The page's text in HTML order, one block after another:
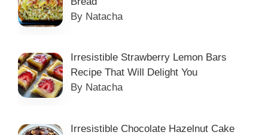
By Natacha
Irresistible Strawberry Lemon Bars
Recipe That Will Delight You
By Natacha
Irresistible Chocolate Hazelnut Cake